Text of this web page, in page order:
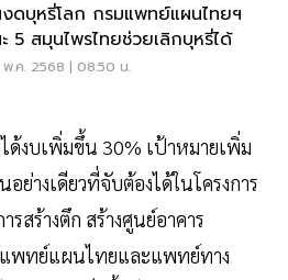
ดบุหรี่โลก กรมแพทย์แผนไทยฯ
5 สมุนไพรไทยช่วยเลิกบุหรี่ได้
.ค. 2568 | 08:50 น.
งบเพิ่มขึ้น 30% เป้าหมายเพิ่ม
ย่างเดียวที่จับต้องได้ในโครงการ
สร้างตึก สร้างศูนย์อาคาร
แพทย์แผนไทยและแพทย์ทาง